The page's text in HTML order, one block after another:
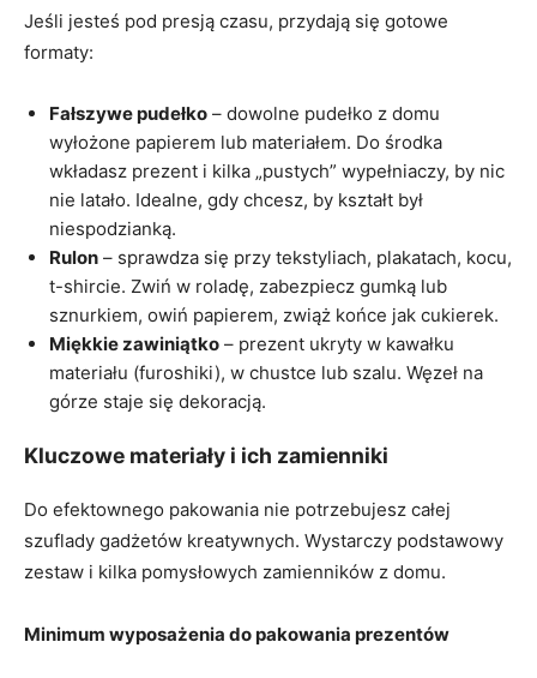
Jeśli jesteś pod presją czasu, przydają się gotowe
formaty:
Fałszywe pudełko – dowolne pudełko z domu
wyłożone papierem lub materiałem. Do środka
wkładasz prezent i kilka „pustych” wypełniaczy, by nic
nie latało. Idealne, gdy chcesz, by kształt był
niespodzianką.
Rulon – sprawdza się przy tekstyliach, plakatach, kocu,
t-shircie. Zwiń w roladę, zabezpiecz gumką lub
sznurkiem, owiń papierem, zwiąż końce jak cukierek.
Miękkie zawiniątko – prezent ukryty w kawałku
materiału (furoshiki), w chustce lub szalu. Węzeł na
górze staje się dekoracją.
Kluczowe materiały i ich zamienniki
Do efektownego pakowania nie potrzebujesz całej
szuflady gadżetów kreatywnych. Wystarczy podstawowy
zestaw i kilka pomysłowych zamienników z domu.
Minimum wyposażenia do pakowania prezentów